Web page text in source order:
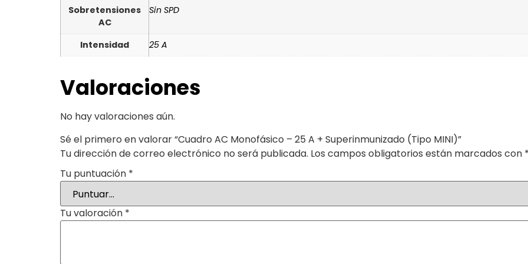
Sobretensiones
AC
Sin SPD
Intensidad 25 A
Valoraciones
No hay valoraciones aún.
Sé el primero en valorar “Cuadro AC Monofásico – 25 A + Superinmunizado (Tipo MINI)”
Tu dirección de correo electrónico no será publicada. Los campos obligatorios están marcados con
Tu puntuación *
Tu valoración *